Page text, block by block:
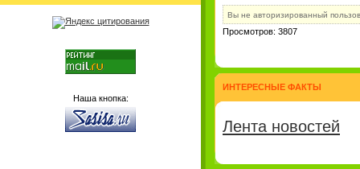
Наша кнопка:
Вы не авторизированный
Просмотров: 3807
ИНТЕРЕСНЫЕ ФАКТЫ
Лента новостей